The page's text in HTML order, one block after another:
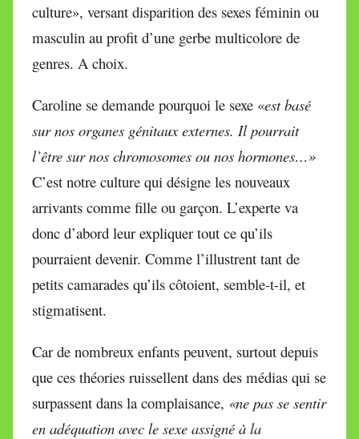
culture», versant disparition des sexes féminin ou
masculin au profit d’une gerbe multicolore de
genres. A choix.
Caroline se demande pourquoi le sexe «est basé
sur nos organes génitaux externes. Il pourrait
l’être sur nos chromosomes ou nos hormones…»
C’est notre culture qui désigne les nouveaux
arrivants comme fille ou garçon. L’experte va
donc d’abord leur expliquer tout ce qu’ils
pourraient devenir. Comme l’illustrent tant de
petits camarades qu’ils côtoient, semble-t-il, et
stigmatisent.
Car de nombreux enfants peuvent, surtout depuis
que ces théories ruissellent dans des médias qui se
surpassent dans la complaisance, «ne pas se sentir
en adéquation avec le sexe assigné à la